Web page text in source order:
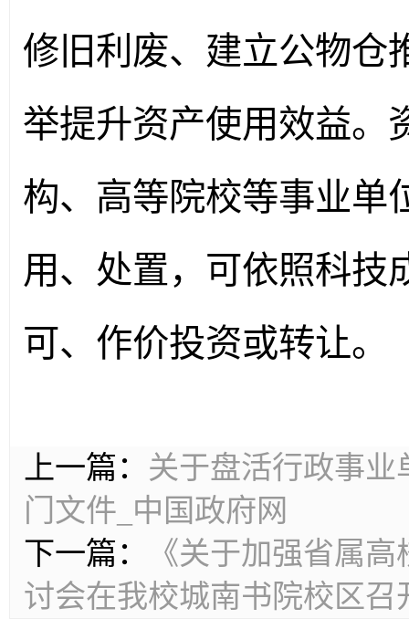
修旧利废、建立公物仓
举提升资产使用效益。
构、高等院校等事业单
用、处置，可依照科技
可、作价投资或转让。
上一篇： 关于盘活行政事业
门文件_中国政府网
下一篇：
《关于加强省属
讨会在我校城南书院校区召